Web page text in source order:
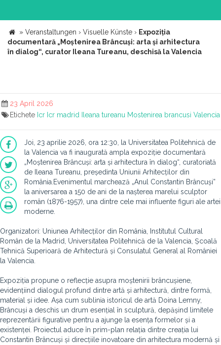
» Veranstaltungen › Visuelle Künste › Expoziția
documentară „Moștenirea Brâncuși: arta și arhitectura
în dialog“, curator Ileana Tureanu, deschisă la Valencia
23 April 2026
Etichete Icr Icr madrid Ileana tureanu Mostenirea brancusi Valencia
Joi, 23 aprilie 2026, ora 12:30, la Universitatea Politehnică de
la Valencia va fi inaugurată ampla expoziție documentară
„Moștenirea Brâncuși: arta și arhitectura în dialog“, curatoriată
de Ileana Tureanu, președinta Uniunii Arhitecților din
România.Evenimentul marchează „Anul Constantin Brâncuși”
la aniversarea a 150 de ani de la nașterea marelui sculptor
român (1876-1957), una dintre cele mai influente figuri ale artei
moderne.
Organizatori: Uniunea Arhitecților din România, Institutul Cultural
Român de la Madrid, Universitatea Politehnică de la Valencia, Școală
Tehnică Superioară de Arhitectură și Consulatul General al României
la Valencia.
Expoziția propune o reflecție asupra moștenirii brâncușiene,
evidențiind dialogul profund dintre artă și arhitectură, dintre formă,
material și idee. Așa cum sublinia istoricul de artă Doina Lemny,
Brâncuși a deschis un drum esențial în sculptură, depășind limitele
reprezentării figurative pentru a ajunge la esența formelor și a
existenței. Proiectul aduce în prim-plan relația dintre creația lui
Constantin Brâncuși și direcțiile inovatoare din arhitectura modernă și